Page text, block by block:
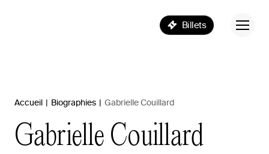
Billets
Accueil | Biographies | Gabrielle Couillard
Gabrielle Couillard